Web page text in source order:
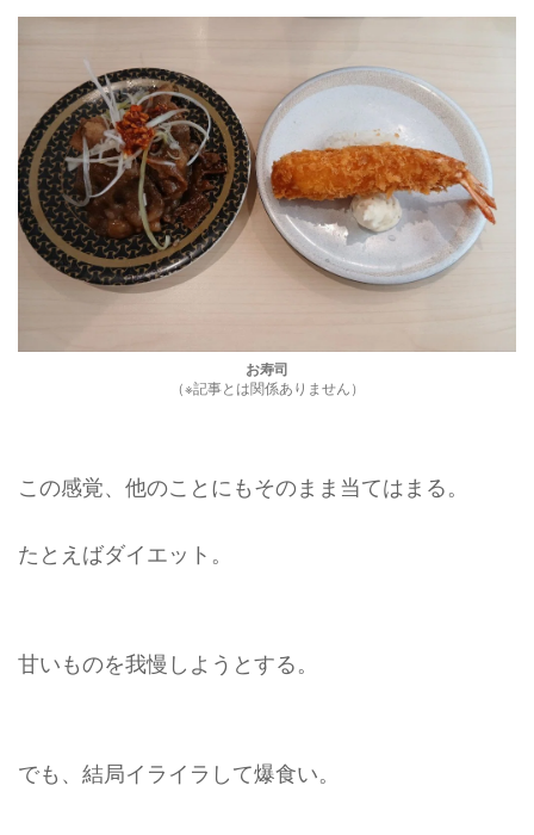
お寿司
（※記事とは関係ありません）
この感覚、他のことにもそのまま当てはまる。
たとえばダイエット。
甘いものを我慢しようとする。
でも、結局イライラして爆食い。